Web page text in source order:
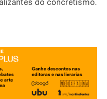
do concretismo.